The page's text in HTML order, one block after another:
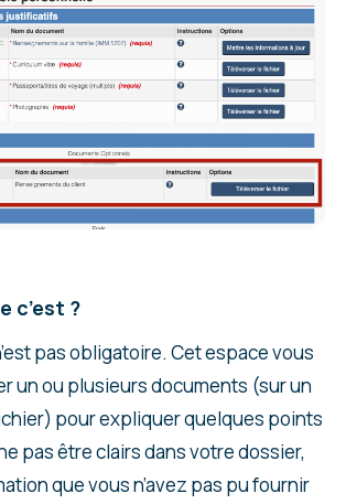
c’est ?
pas obligatoire. Cet espace vous
un ou plusieurs documents (sur un
pour expliquer quelques points
pas être clairs dans votre dossier,
que vous n’avez pas pu fournir